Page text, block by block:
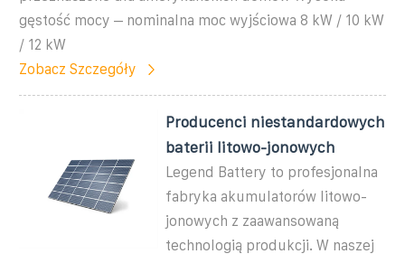
gęstość mocy – nominalna moc wyjściowa 8 kW / 10 kW
/ 12 kW
Zobacz Szczegóły
Producenci niestandardowych
baterii litowo-jonowych
Legend Battery to profesjonalna
fabryka akumulatorów litowo-
jonowych z zaawansowaną
technologią produkcji. W naszej